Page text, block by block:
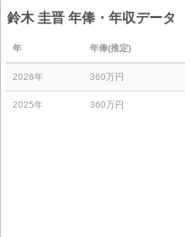
鈴木 圭晋 年俸・年収データ
年 年俸(推定)
2026年 360万円
2025年 360万円